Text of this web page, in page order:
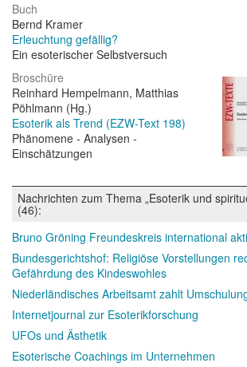
Buch
Bernd Kramer
Erleuchtung gefällig?
Ein esoterischer Selbstversuch
Broschüre
Reinhard Hempelmann, Matthias
Pöhlmann (Hg.)
Esoterik als Trend (EZW-Text 198)
Phänomene - Analysen -
Einschätzungen
Nachrichten zum Thema „Esoterik und
(46):
Bruno Gröning Freundeskreis international
Bundesgerichtshof: Religiöse Vorstellungen
Gefährdung des Kindeswohles
Niederländisches Arbeitsamt zahlt
Internetjournal zur Esoterikforschung
UFOs und Ästhetik
Esoterische Coachings im Unternehmen